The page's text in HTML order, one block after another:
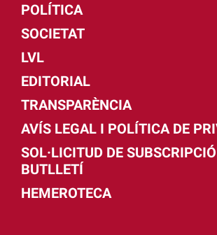
POLÍTICA
SOCIETAT
LVL
EDITORIAL
TRANSPARÈNCIA
AVÍS LEGAL I POLÍTICA DE
SOL·LICITUD DE
BUTLLETÍ
HEMEROTECA